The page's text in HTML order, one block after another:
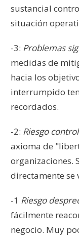
sustancial
situación
-3: Problemas
medidas de
hacia los
interrumpido
recordados.
-2: Riesgo
axioma de
organizaciones.
directamente se
-1 Riesgo
fácilmente
negocio. Muy